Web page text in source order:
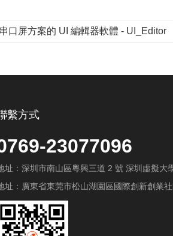
口屏方案的 UI 編輯器軟體 - UI_Editor
繫方式
23077096
址：深圳市南山區粵興三道 2 號 深圳虛擬大
址：廣東省東莞市松山湖園區國際創新創業